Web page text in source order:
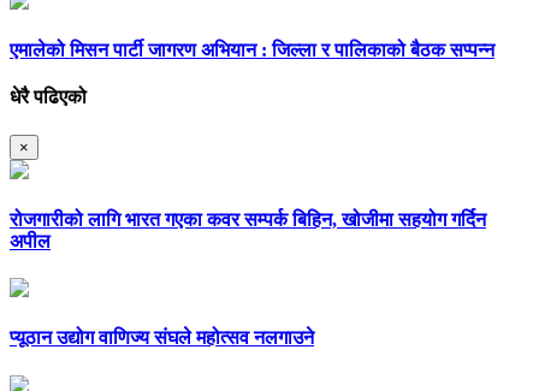
एमालेको मिसन पार्टी जागरण अभियान : जिल्ला र पालिकाको बैठक सप्पन्न
धेरै पढिएको
×
रोजगारीको लागि भारत गएका कवर सम्पर्क बिहिन, खोजीमा सहयोग गर्दिन
अपील
प्यूठान उद्योग वाणिज्य संघले महोत्सव नलगाउने